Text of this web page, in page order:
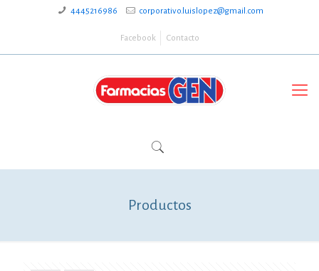
4445216986 corporativo.luislopez@gmail.com
Facebook Contacto
Productos